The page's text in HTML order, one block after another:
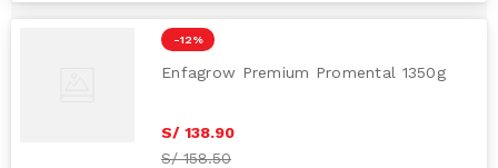
-12 %
Enfagrow Premium Promental 1350g
S/ 138.90
S/158.50